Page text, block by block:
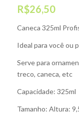
R$26,50
Caneca 325ml
Ideal para você ou
Serve para
treco, caneca, etc
Capacidade: 325ml
Tamanho: Altura: